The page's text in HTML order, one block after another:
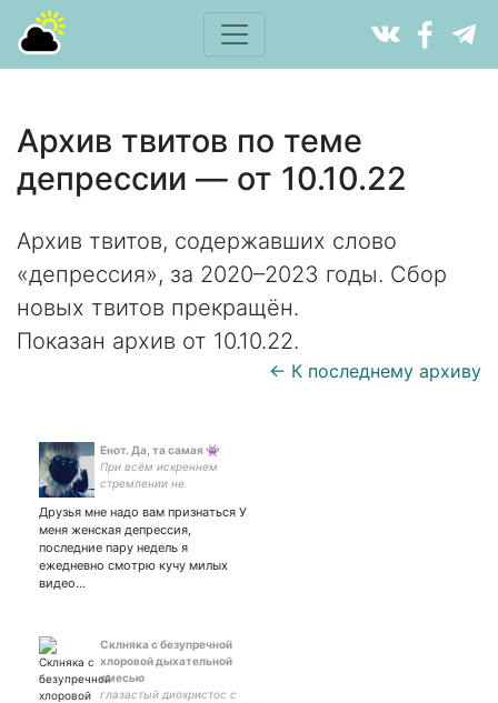
Архив твитов по теме
депрессии — от 10.10.22
Архив твитов, содержавших слово
«депрессия», за 2020–2023 годы. Сбор
новых твитов прекращён.
Показан архив от 10.10.22.
← К последнему архиву
Енот. Да, та самая 👾
При всём искреннем
стремлении не
что можно сделать
сегодня, я всё равно
откладываю на
послезавтра то, что нужно
Друзья мне надо вам признаться У
меня женская депрессия,
последние пару недель я
ежедневно смотрю кучу милых
видео…
Склняка с безупречной
хлоровой дыхательной
смесью
глазастый диохристос с